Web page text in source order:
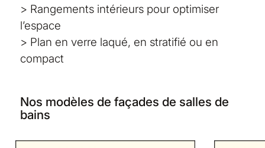
> Rangements intérieurs pour optimiser
l’espace
> Plan en verre laqué, en stratifié ou en
compact
Nos modèles de façades de salles de
bains